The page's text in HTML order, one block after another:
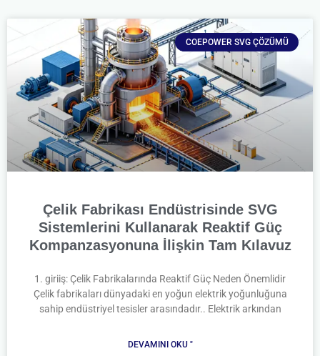
COEPOWER SVG ÇÖZÜMÜ
Çelik Fabrikası Endüstrisinde SVG
Sistemlerini Kullanarak Reaktif Güç
Kompanzasyonuna İlişkin Tam Kılavuz
1. giriiş: Çelik Fabrikalarında Reaktif Güç Neden Önemlidir
Çelik fabrikaları dünyadaki en yoğun elektrik yoğunluğuna
sahip endüstriyel tesisler arasındadır.. Elektrik arkından
DEVAMINI OKU "